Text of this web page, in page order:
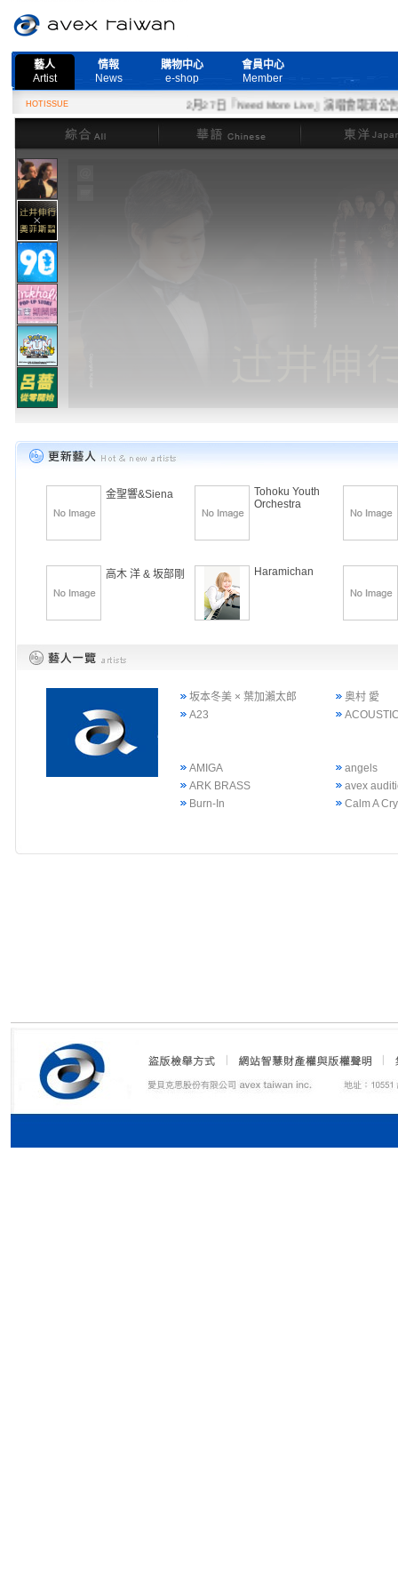
藝人
Artist
情報
News
購物中心
e-shop
會員中心
Member
HOTISSUE
2月27日『Need More Live』演唱會取消公告
綜合
華語 東洋
金聖響&Siena
Tohoku Youth
Orchestra
高木 洋 & 坂部剛 Haramichan
坂本冬美 × 葉加瀨太郎
奥村 愛
A23
AMIGA
angels
ARK BRASS
avex
Burn-In
Calm A